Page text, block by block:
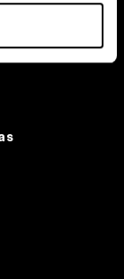
povučete
u
ažurirati